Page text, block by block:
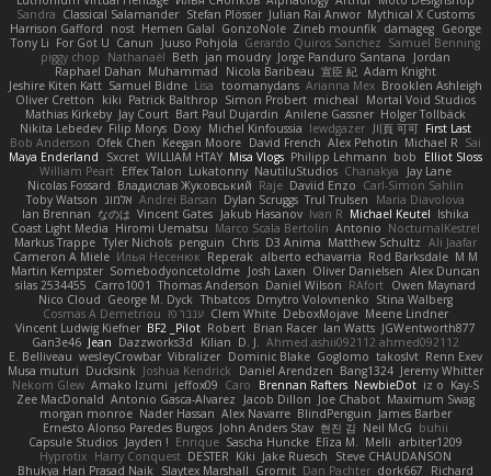
Sandra Classical Salamander Stefan Plösser Julian Rai Anwor Mythical X Customs
Harrison Gafford
nost Hemen Galal GonzoNole Zineb mounfik damageg George
Tony Li For Got U Canun Juuso Pohjola Gerardo Quiros Sanchez Samuel Benning
piggy chop
Nathanaël Beth jan moudry Jorge Panduro Santana
Jordan
Raphael Dahan Muhammad Nicola Baribeau 宣臣 紀 Adam Knight
Jeshire Kiten Katt Samuel Bidne Lisa toomanydans Arianna Mex Brooklen Ashleigh
Oliver Cretton
kiki Patrick Balthrop Simon Probert micheal
Mortal Void Studios
Mathias Kirkeby Jay Court Bart Paul Dujardin Anilene Gassner Holger Tollbäck
Nikita Lebedev Filip Morys Doxy Michel Kinfoussia lewdgazer 川頁 可可 First Last
Bob Anderson Ofek Chen Keegan Moore David French Alex Pehotin Michael R Sai
Maya Enderland
Sxcret WILLIAM HTAY Misa Vlogs Philipp Lehmann bob
Elliot Sloss
William Peart Effex Talon Lukatonny NautiluStudios Chanakya
Jay Lane
Nicolas Fossard Владислав Жуковський Raje Daviid Enzo Carl-Simon Sahlin
Toby Watson אלמוג Andrei Barsan Dylan Scruggs Trul Trulsen
Maria Diavolova
Ian Brennan なのは Vincent Gates Jakub Hasanov Ivan R Michael Keutel Ishika
Coast Light Media Hiromi Uematsu Marco Scala Bertolin Antonio NocturnalKestrel
Markus Trappe Tyler Nichols penguin Chris D3 Anima Matthew Schultz Ali Jaafar
Cameron A Miele Илья Несенюк Reperak alberto echavarria Rod Barksdale M M
Martin Kempster Somebodyoncetoldme Josh Laxen Oliver Danielsen Alex Duncan
silas 2534455
Carro1001 Thomas Anderson Daniel Wilson RAfort Owen Maynard
Nico Cloud George M. Dyck Thbatcos Dmytro Volovnenko Stina Walberg
Cosmas A Demetriou ענבר פז Clem White DeboxMojave Meene Lindner
Vincent Ludwig Kiefner BF2 _Pilot Robert Brian Racer Ian Watts JGWentworth877
Gan3e46 Jean Dazzworks3d Kilian D. J. Ahmed.ashii092112 ahmed092112
E. Belliveau wesleyCrowbar Vibralizer Dominic Blake Goglomo takoslvt Renn Exev
Musa muturi Ducksink Joshua Kendrick Daniel Arendzen Bang1324 Jeremy Whitter
Nekom Glew Amako Izumi jeffox09 Caro Brennan Rafters NewbieDot iz o Kay-S
Zee MacDonald Antonio Gasca-Alvarez Jacob Dillon Joe Chabot Maximum Swag
morgan monroe Nader Hassan Alex Navarre BlindPenguin James Barber
Ernesto Alonso Paredes Burgos John Anders Stav 현진 김 Neil McG buhii
Capsule Studios Jayden ! Enrique Sascha Huncke Elīza M. Melli arbiter1209
Hyprotix Harry Conquest DESTER Kiki Jake Ruesch
Steve CHAUDANSON
Bhukya Hari Prasad Naik Slaytex Marshall Gromit Dan Pachter dork667
Richard